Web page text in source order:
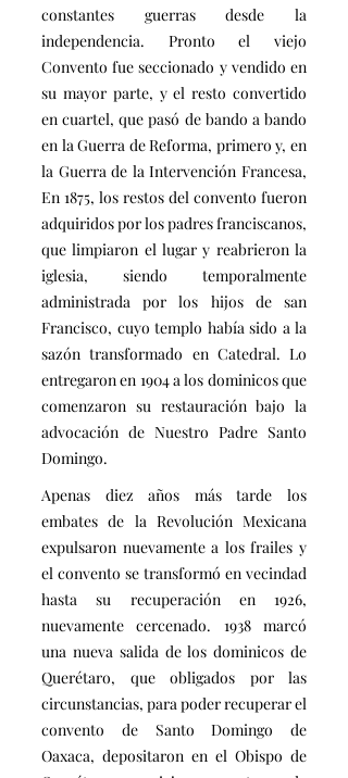
constantes guerras desde la
independencia. Pronto el viejo
Convento fue seccionado y vendido en
su mayor parte, y el resto convertido
en cuartel, que pasó de bando a bando
en la Guerra de Reforma, primero y, en
la Guerra de la Intervención Francesa,
En 1875, los restos del convento fueron
adquiridos por los padres franciscanos,
que limpiaron el lugar y reabrieron la
iglesia, siendo temporalmente
administrada por los hijos de san
Francisco, cuyo templo había sido a la
sazón transformado en Catedral. Lo
entregaron en 1904 a los dominicos que
comenzaron su restauración bajo la
advocación de Nuestro Padre Santo
Domingo.
Apenas diez años más tarde los
embates de la Revolución Mexicana
expulsaron nuevamente a los frailes y
el convento se transformó en vecindad
hasta su recuperación en 1926,
nuevamente cercenado. 1938 marcó
una nueva salida de los dominicos de
Querétaro, que obligados por las
circunstancias, para poder recuperar el
convento de Santo Domingo de
Oaxaca, depositaron en el Obispo de